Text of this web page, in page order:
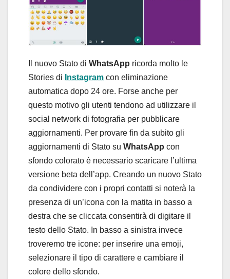
Il nuovo Stato di WhatsApp ricorda molto le
Stories di Instagram con eliminazione
automatica dopo 24 ore. Forse anche per
questo motivo gli utenti tendono ad utilizzare il
social network di fotografia per pubblicare
aggiornamenti. Per provare fin da subito gli
aggiornamenti di Stato su WhatsApp con
sfondo colorato è necessario scaricare l’ultima
versione beta dell’app. Creando un nuovo Stato
da condividere con i propri contatti si noterà la
presenza di un’icona con la matita in basso a
destra che se cliccata consentirà di digitare il
testo dello Stato. In basso a sinistra invece
troveremo tre icone: per inserire una emoji,
selezionare il tipo di carattere e cambiare il
colore dello sfondo.